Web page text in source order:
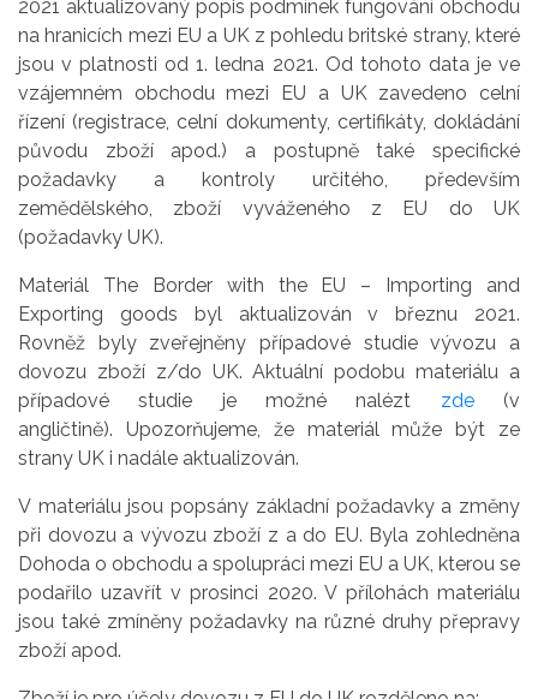
2021 aktualizovaný popis podmínek fungování obchodu
na hranicích mezi EU a UK z pohledu britské strany, které
jsou v platnosti od 1. ledna 2021. Od tohoto data je ve
vzájemném obchodu mezi EU a UK zavedeno celní
řízení (registrace, celní dokumenty, certifikáty, dokládání
původu zboží apod.) a postupně také specifické
požadavky a kontroly určitého, především
zemědělského, zboží vyváženého z EU do UK
(požadavky UK).
Materiál The Border with the EU – Importing and
Exporting goods byl aktualizován v březnu 2021.
Rovněž byly zveřejněny případové studie vývozu a
dovozu zboží z/do UK. Aktuální podobu materiálu a
případové studie je možné nalézt zde(v
angličtině). Upozorňujeme, že materiál může být ze
strany UK i nadále aktualizován.
V materiálu jsou popsány základní požadavky a změny
při dovozu a vývozu zboží z a do EU. Byla zohledněna
Dohoda o obchodu a spolupráci mezi EU a UK, kterou se
podařilo uzavřít v prosinci 2020. V přílohách materiálu
jsou také zmíněny požadavky na různé druhy přepravy
zboží apod.